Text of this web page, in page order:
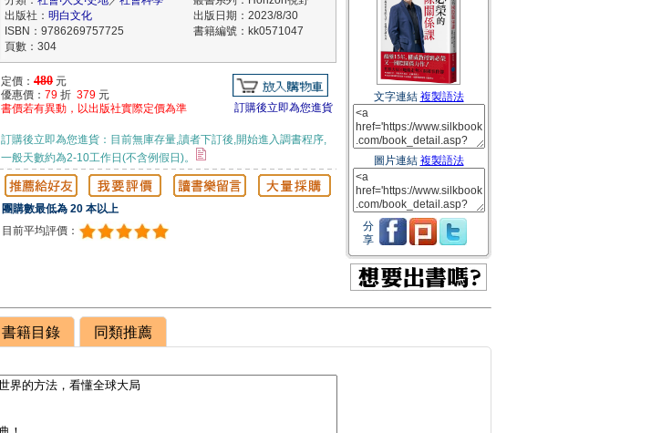
出版社： 明白文化
出版日期：2023/8/30
ISBN：9786269757725
書籍編號：kk0571047
頁數：304
定價： 480 元
優惠價： 79 折 379 元
書價若有異動，以出版社實際定價為準
訂購後立即為您進貨
訂購後立即為您進貨：目前無庫存量,讀者下訂後,開始進入調書程序,
一般天數約為2-10工作日(不含例假日)。
團購數最低為 20 本以上
目前平均評價：
文字連結 複製語法
圖片連結 複製語法
分
享
書籍目錄 同類推薦